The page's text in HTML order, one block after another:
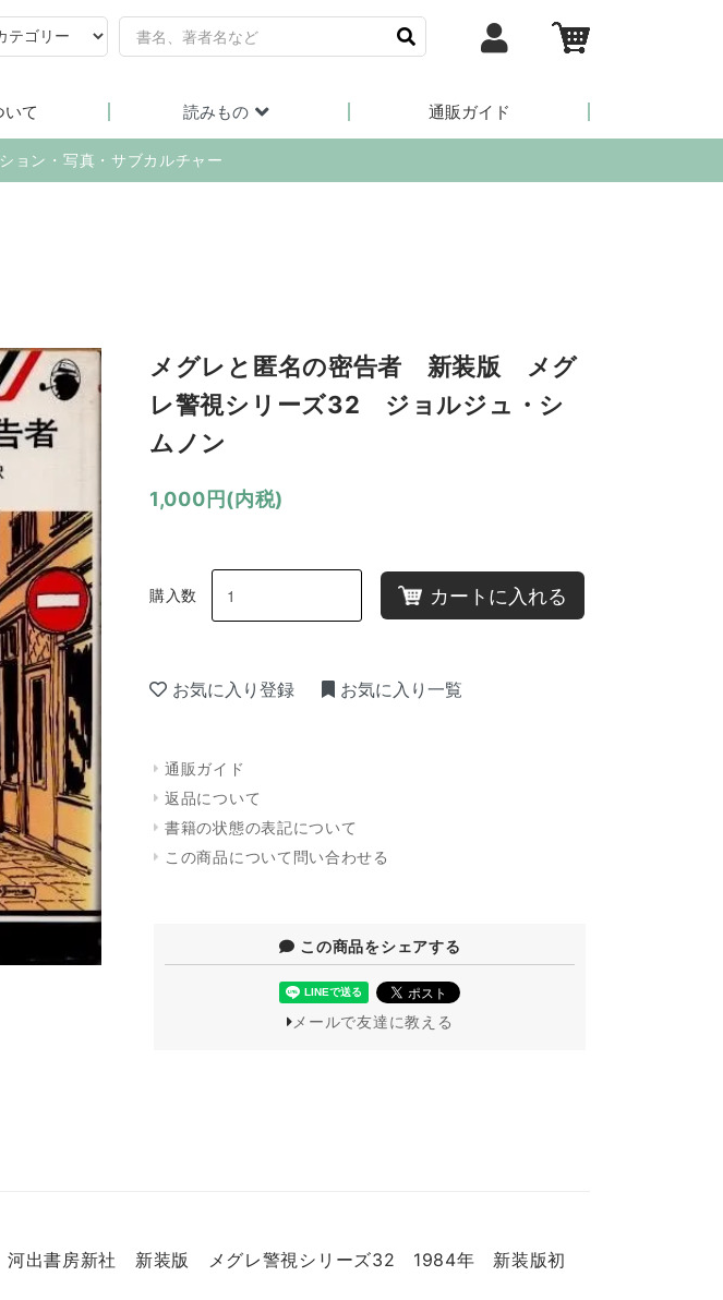
いて 読みもの 通販ガイド
ョン・写真・サブカルチャー
メグレと匿名の密告者 新装版 メグ
レ警視シリーズ32 ジョルジュ・シ
ムノン
1,000円(内税)
購入数 カートに入れる
お気に入り登録 お気に入り一覧
通販ガイド
返品について
書籍の状態の表記について
この商品について問い合わせる
この商品をシェアする
メールで友達に教える
出書房新社 新装版 メグレ警視シリーズ32 1984年 新装版初